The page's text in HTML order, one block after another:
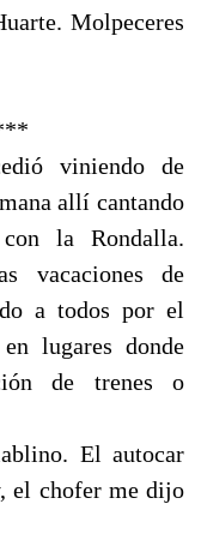
Molpeceres
viniendo de
allí cantando
la Rondalla.
vacaciones de
a todos por el
lugares donde
de trenes o
El autocar
el chofer me dijo